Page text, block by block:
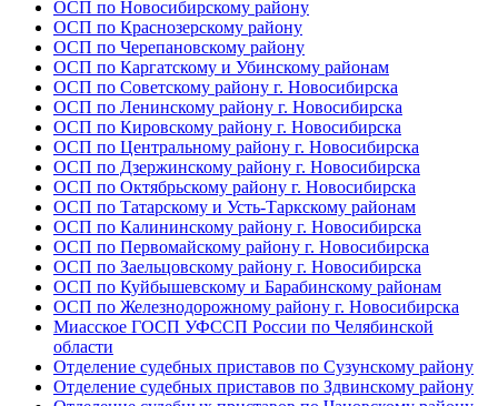
ОСП по Новосибирскому району
ОСП по Краснозерскому району
ОСП по Черепановскому району
ОСП по Каргатскому и Убинскому районам
ОСП по Советскому району г. Новосибирска
ОСП по Ленинскому району г. Новосибирска
ОСП по Кировскому району г. Новосибирска
ОСП по Центральному району г. Новосибирска
ОСП по Дзержинскому району г. Новосибирска
ОСП по Октябрьскому району г. Новосибирска
ОСП по Татарскому и Усть-Таркскому районам
ОСП по Калининскому району г. Новосибирска
ОСП по Первомайскому району г. Новосибирска
ОСП по Заельцовскому району г. Новосибирска
ОСП по Куйбышевскому и Барабинскому районам
ОСП по Железнодорожному району г. Новосибирска
Миасское ГОСП УФССП России по Челябинской
области
Отделение судебных приставов по Сузунскому району
Отделение судебных приставов по Здвинскому району